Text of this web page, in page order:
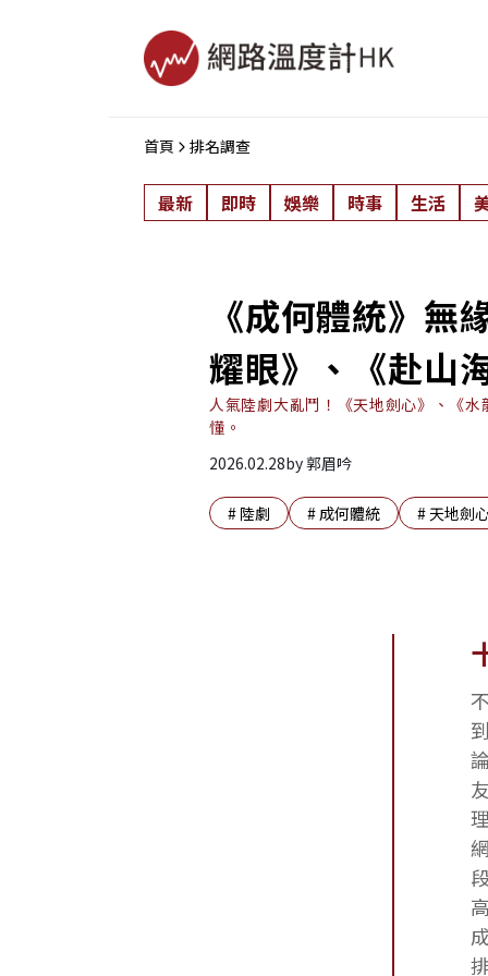
首頁 排名調查
最新 即時 娛樂 時事 生活
《成何體統》
耀眼》、《赴山
人氣陸劇大亂鬥！《天地劍心》、《
懂。
2026.02.28by郭眉吟
# 陸劇 #成何體統 # 天地劍